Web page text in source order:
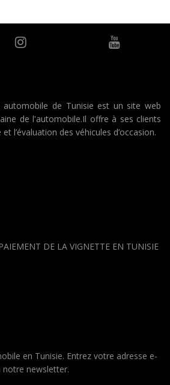
automobile de Tunisie est un site web
de l'automobile.Il offre à ses clients
l’évaluation des véhicules d’occasion.
DE LA VIGNETTE EN TUNISIE
en Tunisie. Entrez votre adresse e-
notre newsletter.